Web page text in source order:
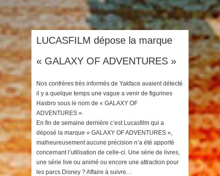
LUCASFILM dépose la marque
« GALAXY OF ADVENTURES »
Nos confrères très informés de Yakface avaient détecté
il y a quelque temps une vague a venir de figurines
Hasbro sous le nom de « GALAXY OF
ADVENTURES ».
En fin de semaine dernière c’est Lucasfilm qui a
déposé la marque « GALAXY OF ADVENTURES »,
malheureusement aucune précision n’a été apporté
concernant l’utilisation de celle-ci. Une série de livres,
une série live ou animé ou encore une attraction pour
les parcs Disney ? Affaire à suivre…